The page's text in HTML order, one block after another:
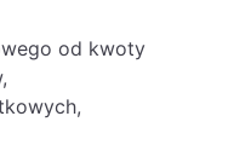
od kwoty